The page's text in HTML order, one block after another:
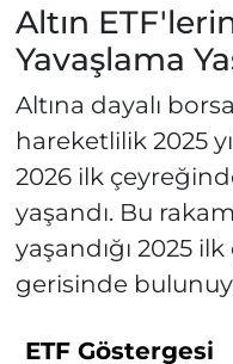
Altın
Yavaşlama
Altına dayalı
hareketlilik 2025
2026 ilk
yaşandı. Bu
yaşandığı 2025
gerisinde
ETF Göstergesi